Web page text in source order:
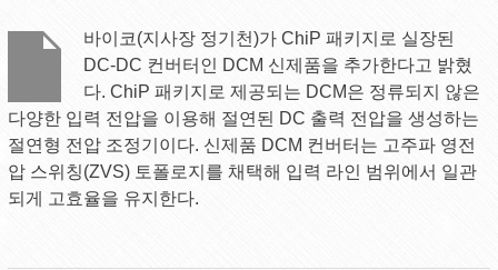
바이코(지사장 정기천)가 ChiP 패키지로 실장된
DC-DC 컨버터인 DCM 신제품을 추가한다고 밝혔
다. ChiP 패키지로 제공되는 DCM은 정류되지 않은
다양한 입력 전압을 이용해 절연된 DC 출력 전압을 생성하는
절연형 전압 조정기이다. 신제품 DCM 컨버터는 고주파 영전
압 스위칭(ZVS) 토폴로지를 채택해 입력 라인 범위에서 일관
되게 고효율을 유지한다.